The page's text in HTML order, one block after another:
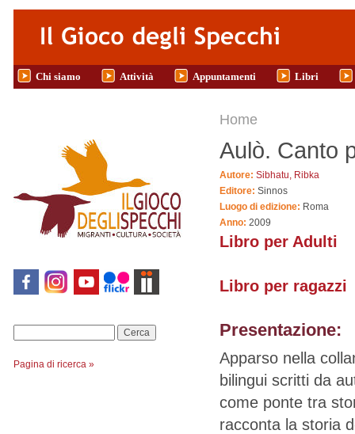
Salta al contenuto principale
Chi siamo Attività Appuntamenti Libri
Pagina di ricerca »
Tu sei qui
Home
Aulò. Canto
Autore: Sibhatu, Ribka
Editore: Sinnos
Luogo di edizione: Roma
Anno: 2009
Libro per Adulti
Libro per ragazzi
Presentazione:
Apparso nella
bilingui scritti da
come ponte tra
racconta la storia